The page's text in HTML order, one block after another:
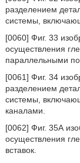
разделением
системы,
[0060] Фиг. 33
осуществления
параллельными
[0061] Фиг. 34
разделением
системы,
каналами.
[0062] Фиг. 35А
осуществления
вставок.